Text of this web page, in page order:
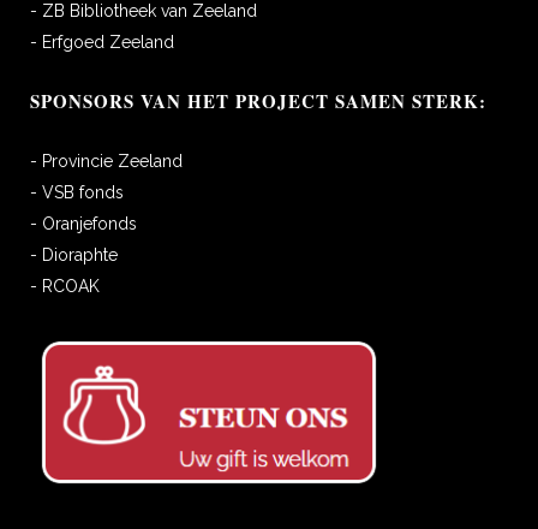
- ZB Bibliotheek van Zeeland
- Erfgoed Zeeland
SPONSORS VAN HET PROJECT SAMEN STERK:
- Provincie Zeeland
- VSB fonds
- Oranjefonds
- Dioraphte
- RCOAK